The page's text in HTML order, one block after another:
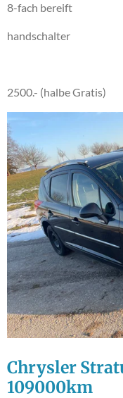
8-fach bereift
handschalter
2500.- (halbe Gratis)
Chrysler
109000km